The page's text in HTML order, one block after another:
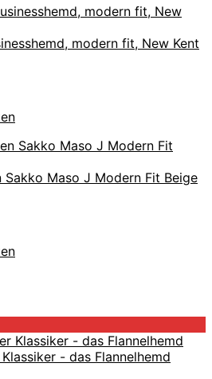
modern fit, New Kent
Sakko Maso J Modern Fit Beige
- das Flannelhemd